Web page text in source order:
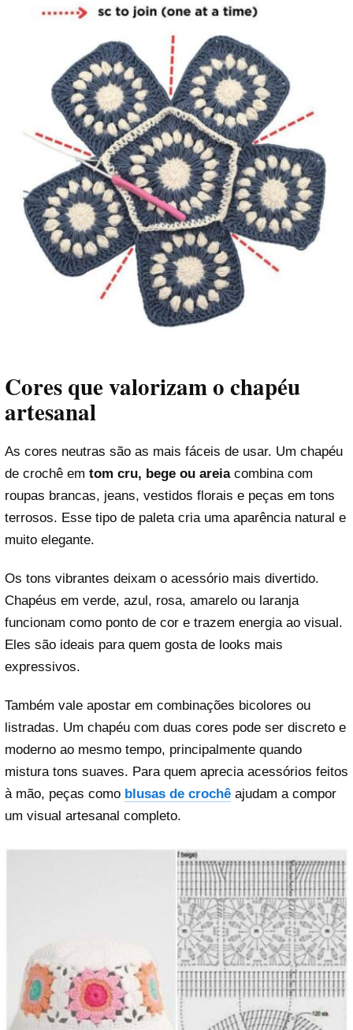
Cores que valorizam o chapéu
artesanal
As cores neutras são as mais fáceis de usar. Um chapéu
de crochê em tom cru, bege ou areiacombina com
roupas brancas, jeans, vestidos florais e peças em tons
terrosos. Esse tipo de paleta cria uma aparência natural e
muito elegante.
Os tons vibrantes deixam o acessório mais divertido.
Chapéus em verde, azul, rosa, amarelo ou laranja
funcionam como ponto de cor e trazem energia ao visual.
Eles são ideais para quem gosta de looks mais
expressivos.
Também vale apostar em combinações bicolores ou
listradas. Um chapéu com duas cores pode ser discreto e
moderno ao mesmo tempo, principalmente quando
mistura tons suaves. Para quem aprecia acessórios feitos
à mão, peças como blusas de crochê ajudam a compor
um visual artesanal completo.